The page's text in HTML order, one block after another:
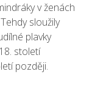
v ženách
sloužily
plavky
století
později.